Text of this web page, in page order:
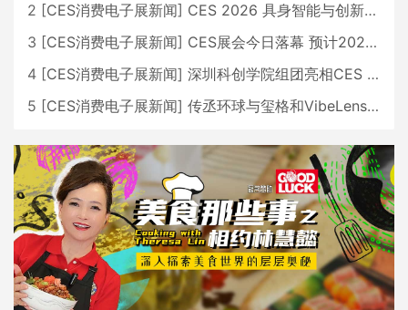
2 [CES消费电子展新闻] CES 2026 具身智能与创新领域 中国公司大放异彩
3 [CES消费电子展新闻] CES展会今日落幕 预计2026行业收入将超五千亿美元
4 [CES消费电子展新闻] 深圳科创学院组团亮相CES 广受好评
5 [CES消费电子展新闻] 传丞环球与玺格和VibeLens共同推出全新耳机